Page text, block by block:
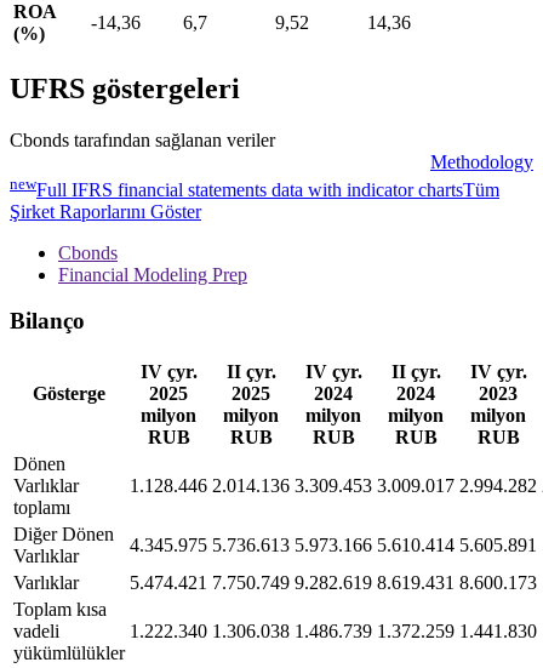
ROA
(%)
-14,36 6,7 9,52 14,36
UFRS göstergeleri
Cbonds tarafından sağlanan veriler
Methodology
newFull IFRS financial statements data with indicator chartsTüm
Şirket Raporlarını Göster
Cbonds
Financial Modeling Prep
Bilanço
Gösterge
IV çyr.
2025
milyon
RUB
II çyr.
2025
milyon
RUB
IV çyr.
2024
milyon
RUB
II çyr.
2024
milyon
RUB
IV çyr.
2023
milyon
RUB
Dönen
Varlıklar
toplamı
1.128.446 2.014.136 3.309.453 3.009.017 2.994.282
Diğer Dönen
Varlıklar
4.345.975 5.736.613 5.973.166 5.610.414 5.605.891
Varlıklar
5.474.421 7.750.749 9.282.619 8.619.431 8.600.173
Toplam kısa
vadeli
yükümlülükler
1.222.340 1.306.038 1.486.739 1.372.259 1.441.830